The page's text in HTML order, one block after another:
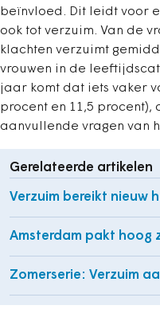
beïnvloed. Dit leidt voor
ook tot verzuim. Van de
klachten verzuimt
vrouwen in de
jaar komt dat iets vaker
procent en 11,5
aanvullende vragen van
Gerelateerde artikelen
Verzuim bereikt nieuw
Amsterdam pakt hoog
Zomerserie: Verzuim